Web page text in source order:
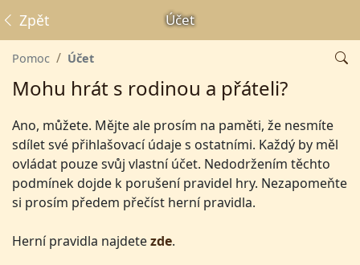
Účet
Zpět
Pomoc Účet
Mohu hrát s rodinou a přáteli?
Ano, můžete. Mějte ale prosím na paměti, že nesmíte
sdílet své přihlašovací údaje s ostatními. Každý by měl
ovládat pouze svůj vlastní účet. Nedodržením těchto
podmínek dojde k porušení pravidel hry. Nezapomeňte
si prosím předem přečíst herní pravidla.
Herní pravidla najdetezde.